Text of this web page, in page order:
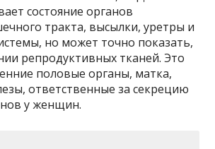
состояние органов
тракта, высылки, уретры и
но может точно показать,
репродуктивных тканей. Это
половые органы, матка,
ответственные за секрецию
у женщин.